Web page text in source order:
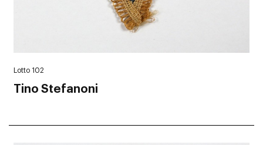
Lotto 102
Tino Stefanoni